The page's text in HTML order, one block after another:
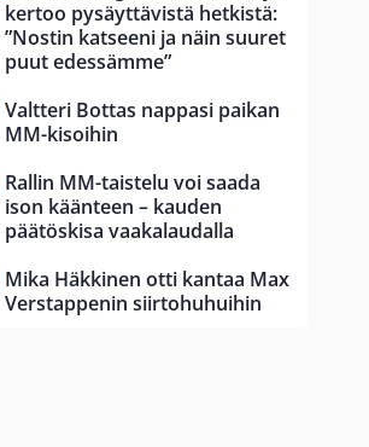
kertoo pysäyttävistä hetkistä:
”Nostin katseeni ja näin suuret
puut edessämme”
Valtteri Bottas nappasi paikan
MM-kisoihin
Rallin MM-taistelu voi saada
ison käänteen – kauden
päätöskisa vaakalaudalla
Mika Häkkinen otti kantaa Max
Verstappenin siirtohuhuihin